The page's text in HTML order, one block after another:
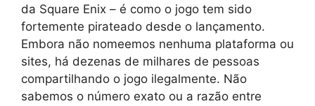
da Square Enix – é como o jogo tem sido
fortemente pirateado desde o lançamento.
Embora não nomeemos nenhuma plataforma ou
sites, há dezenas de milhares de pessoas
compartilhando o jogo ilegalmente. Não
sabemos o número exato ou a razão entre